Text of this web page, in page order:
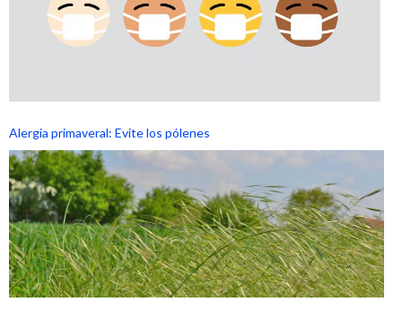
Alergia primaveral: Evite los pólenes